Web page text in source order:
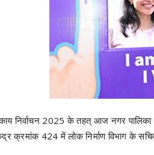
निर्वाचन 2025 के तहत् आज नगर
क्रमांक 424 में लोक निर्माण विभाग के